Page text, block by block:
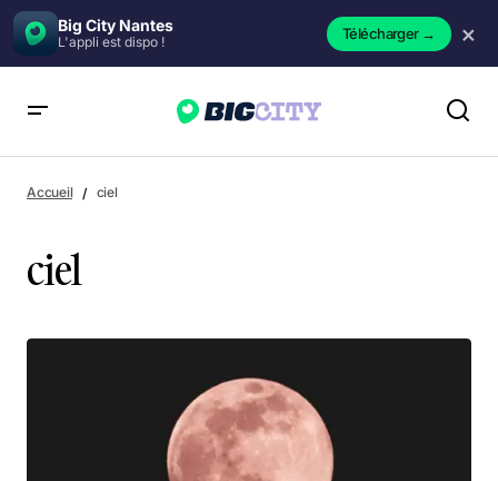
Big City Nantes
L'appli est dispo ! Télécharger→ ×
Accueil ciel
ciel